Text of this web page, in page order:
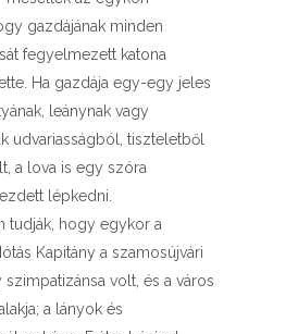
gazdájának minden
fegyelmezett katona
Ha gazdája egy-egy jeles
leánynak vagy
udvariasságból, tiszteletből
a lova is egy szóra
lépkedni.
tudják, hogy egykor a
Kapitány a szamosújvári
volt, és a város
a lányok és